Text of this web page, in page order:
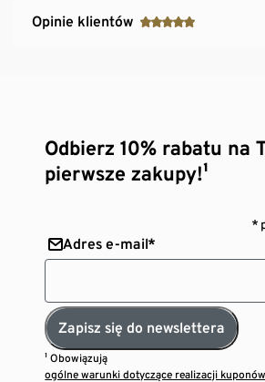
Opinie klientów
Odbierz 10% rabatu na
pierwsze zakupy!¹
*
Adres e-mail*
Zapisz się do newslettera
¹ Obowiązują
ogólne warunki dotyczące realizacji